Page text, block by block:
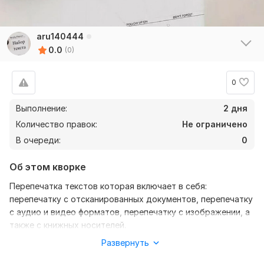
aru140444
0.0 (0)
0
Выполнение:
2 дня
Количество правок:
Не ограничено
В очереди:
0
Об этом кворке
Перепечатка текстов которая включает в себя:
перепечатку с отсканированных документов, перепечатку
с аудио и видео форматов, перепечатку с изображении, а
также с книжных носителей.
При сотрудничестве вы получите: быстрый и
Развернуть